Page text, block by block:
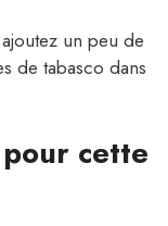
un peu de
de tabasco dans
cette